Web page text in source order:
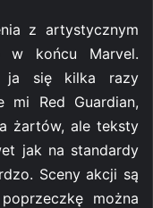
z artystycznym
w końcu Marvel.
ja się kilka razy
mi Red Guardian,
żartów, ale teksty
jak na standardy
Sceny akcji są
można